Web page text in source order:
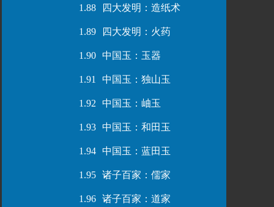
1.88 四大发明：造纸术
1.89 四大发明：火药
1.90 中国玉：玉器
1.91 中国玉：独山玉
1.92 中国玉：岫玉
1.93 中国玉：和田玉
1.94 中国玉：蓝田玉
1.95 诸子百家：儒家
1.96 诸子百家：道家